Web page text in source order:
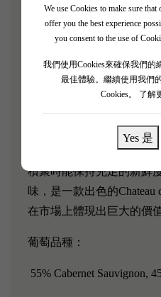
We use Cookies to make sure
offer you the best experience
you consent to the use of
我們使用Cookies來確保我們
最佳體驗。繼續使用我們
Cookies。
了解
Yes 是
然後吸入紅色水果，放出
氣味和辛辣胡椒。攻擊很
強。口感柔滑而結實，體
的令人愉悅的口感持久。
「一種錠劑般的純度，黑
時間的推移而散發出來。
無遺，非常和諧，展現出
積聚時能保持充足的新鮮
味，是一款出色的Chateau
在市場上體現出巨大的價
葡萄品種：
55% Cabernet Sauvignon,